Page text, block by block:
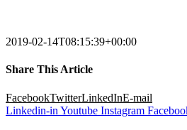
2019-02-14T08:15:39+00:00
Share This Article
FacebookTwitterLinkedInE-mail
Linkedin-in Youtube Instagram